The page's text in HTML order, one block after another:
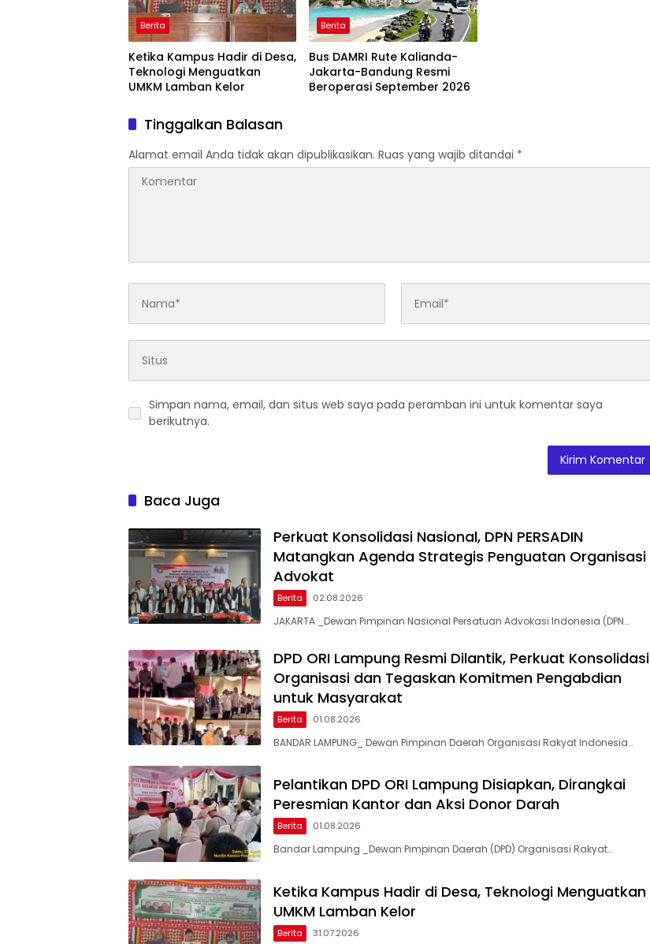
Berita
Ketika Kampus Hadir di Desa,
Teknologi Menguatkan
UMKM Lamban Kelor
Berita
‎Bus DAMRI Rute Kalianda-
Jakarta-Bandung Resmi
Tinggalkan Balasan
Alamat email Anda tidak akan dipublikasikan. Ruas yang wajib ditandai *
Simpan nama, email, dan situs web saya pada peramban ini untuk komentar saya
berikutnya.
Baca Juga
Perkuat Konsolidasi Nasional, DPN PERSADIN
Matangkan Agenda Strategis Penguatan Organisasi
Advokat
Berita 02.08.2026
JAKARTA _Dewan Pimpinan Nasional Persatuan Advokasi Indonesia (DPN…
DPD ORI Lampung Resmi Dilantik, Perkuat Konsolidasi
Organisasi dan Tegaskan Komitmen Pengabdian
untuk Masyarakat
Berita 01.08.2026
BANDAR LAMPUNG_ Dewan Pimpinan Daerah Organisasi Rakyat Indonesia…
Pelantikan DPD ORI Lampung Disiapkan, Dirangkai
Peresmian Kantor dan Aksi Donor Darah
Berita 01.08.2026
Bandar Lampung _Dewan Pimpinan Daerah (DPD) Organisasi Rakyat…
Ketika Kampus Hadir di Desa, Teknologi Menguatkan
UMKM Lamban Kelor
Berita 31.07.2026